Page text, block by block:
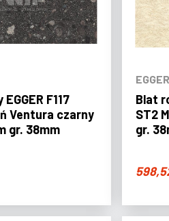
F117
Ventura czarny
gr. 38mm
EGGER
Blat
ST2
gr.